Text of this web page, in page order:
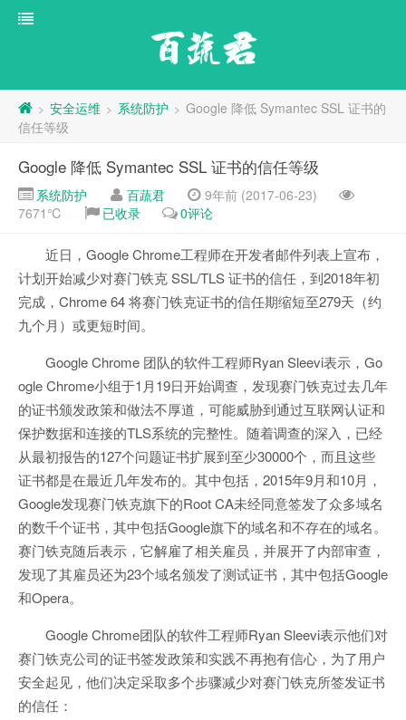
百蔬君
> 安全运维 > 系统防护 > Google 降低 Symantec SSL 证书的
信任等级
Google 降低 Symantec SSL 证书的信任等级
系统防护 百蔬君
9年前 (2017-06-23)
7671℃
已收录 0评论
近日，Google Chrome工程师在开发者邮件列表上宣布，
计划开始减少对赛门铁克 SSL/TLS 证书的信任，到2018年初
完成，Chrome 64 将赛门铁克证书的信任期缩短至279天（约
九个月）或更短时间。
Google Chrome 团队的软件工程师Ryan Sleevi表示，Go
ogle Chrome小组于1月19日开始调查，发现赛门铁克过去几年
的证书颁发政策和做法不厚道，可能威胁到通过互联网认证和
保护数据和连接的TLS系统的完整性。随着调查的深入，已经
从最初报告的127个问题证书扩展到至少30000个，而且这些
证书都是在最近几年发布的。其中包括，2015年9月和10月，
Google发现赛门铁克旗下的Root CA未经同意签发了众多域名
的数千个证书，其中包括Google旗下的域名和不存在的域名。
赛门铁克随后表示，它解雇了相关雇员，并展开了内部审查，
发现了其雇员还为23个域名颁发了测试证书，其中包括Google
和Opera。
Google Chrome团队的软件工程师Ryan Sleevi表示他们对
赛门铁克公司的证书签发政策和实践不再抱有信心，为了用户
安全起见，他们决定采取多个步骤减少对赛门铁克所签发证书
的信任：